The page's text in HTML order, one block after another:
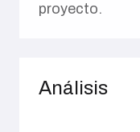
proyecto.
Análisis